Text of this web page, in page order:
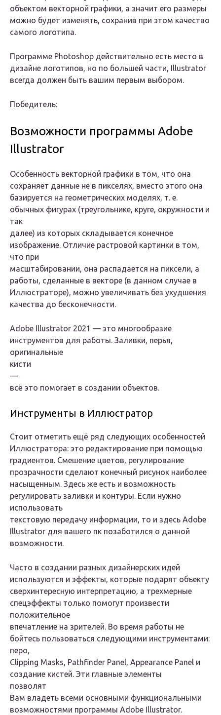
объектом векторной графики, а значит его размеры
можно будет изменять, сохранив при этом качество
самого логотипа.
Программе Photoshop действительно есть место в
дизайне логотипов, но по большей части, Illustrator
всегда должен быть вашим первым выбором.
Победитель:
Возможности программы Adobe
Illustrator
Особенность векторной графики в том, что она
сохраняет данные не в пикселях, вместо этого она
базируется на геометрических моделях, т. е.
обычных фигурах (треугольнике, круге, окружности и
так
далее) из которых складывается конечное
изображение. Отличие растровой картинки в том,
что при
масштабировании, она распадается на пиксели, а
работы, сделанные в векторе (в данном случае в
Иллюстраторе), можно увеличивать без ухудшения
качества до бесконечности.
Аdobe Illustrator 2021 — это многообразие
инструментов для работы. Заливки, перья,
оригинальные
кисти
—
всё это помогает в создании объектов.
Инструменты в Иллюстратор
Стоит отметить ещё ряд следующих особенностей
Иллюстратора: это редактирование при помощью
градиентов. Смешение цветов, регулирование
прозрачности сделают конечный рисунок наиболее
насыщенным. Здесь же есть и возможность
регулировать заливки и контуры. Если нужно
использовать
текстовую передачу информации, то и здесь Adobe
Illustrator для вашего пк позаботился о данной
возможности.
Часто в создании разных дизайнерских идей
используются и эффекты, которые подарят объекту
сверхинтересную интерпретацию, а трехмерные
спецэффекты только помогут произвести
положительное
впечатление на зрителей. Во время работы не
бойтесь пользоваться следующими инструментами:
перо,
Clipping Masks, Pathfinder Panel, Appearance Panel и
создание кистей. Эти главные элементы
позволят
Вам владеть всеми основными функциональными
возможностями программы Adobe Illustrator.